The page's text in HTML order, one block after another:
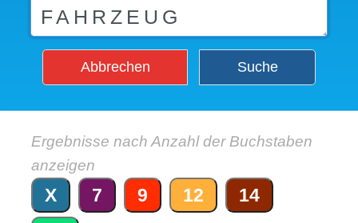
Abbrechen Suche
Ergebnisse nach Anzahl der Buchstaben
anzeigen
X 7 9 12
14